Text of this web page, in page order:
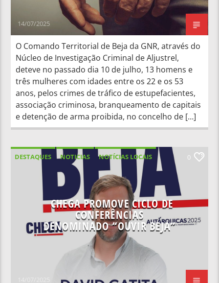
14/07/2025
O Comando Territorial de Beja da GNR, através do
Núcleo de Investigação Criminal de Aljustrel,
deteve no passado dia 10 de julho, 13 homens e
três mulheres com idades entre os 22 e os 53
anos, pelos crimes de tráfico de estupefacientes,
associação criminosa, branqueamento de capitais
e detenção de arma proibida, no concelho de […]
DESTAQUES NOTICIAS
NOTÍCIAS LOCAIS
NOTÍCIAS NACIONAIS
0
CHEGA PROMOVE CICLO DE
CONFERÊNCIAS
DENOMINADO “OUVIR BEJA”